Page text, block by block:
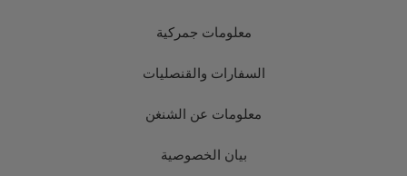
معلومات جمركية
السفارات والقنصليات
معلومات عن الشنغن
بيان الخصوصية